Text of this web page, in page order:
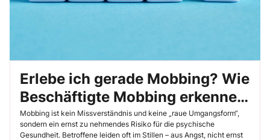
Erlebe ich gerade Mobbing? Wie
Beschäftigte Mobbing erkennen
und einordnen
Mobbing ist kein Missverständnis und keine „raue Umgangsform“,
sondern ein ernst zu nehmendes Risiko für die psychische
Gesundheit. Betroffene leiden oft im Stillen – aus Angst, nicht ernst